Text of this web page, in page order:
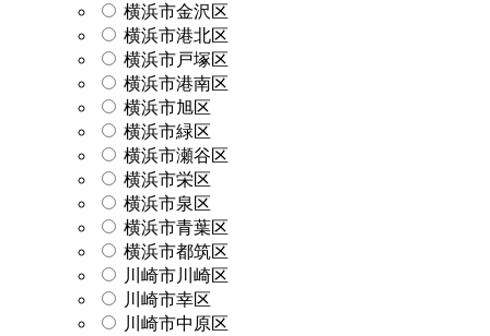
横浜市金沢区
横浜市港北区
横浜市戸塚区
横浜市港南区
横浜市旭区
横浜市緑区
横浜市瀬谷区
横浜市栄区
横浜市泉区
横浜市青葉区
横浜市都筑区
川崎市川崎区
川崎市幸区
川崎市中原区